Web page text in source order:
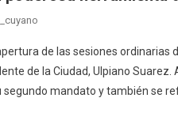
de las sesiones ordinarias
de la Ciudad, Ulpiano
mandato y también se